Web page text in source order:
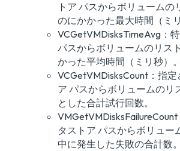
トア パスからボリュームの
のにかかった最大時間（ミ
VCGetVMDisksTimeAvg：
パスからボリュームのリス
かった平均時間（ミリ秒）。
VCGetVMDisksCount：指定
ア パスからボリュームのリ
とした合計試行回数。
タストア パスからボリュー
中に発生した失敗の合計数。